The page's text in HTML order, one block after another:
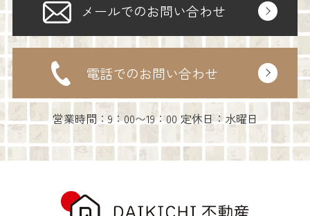
メールでのお問い合わせ
電話でのお問い合わせ
営業時間：9：00〜19：00 定休日：水曜日